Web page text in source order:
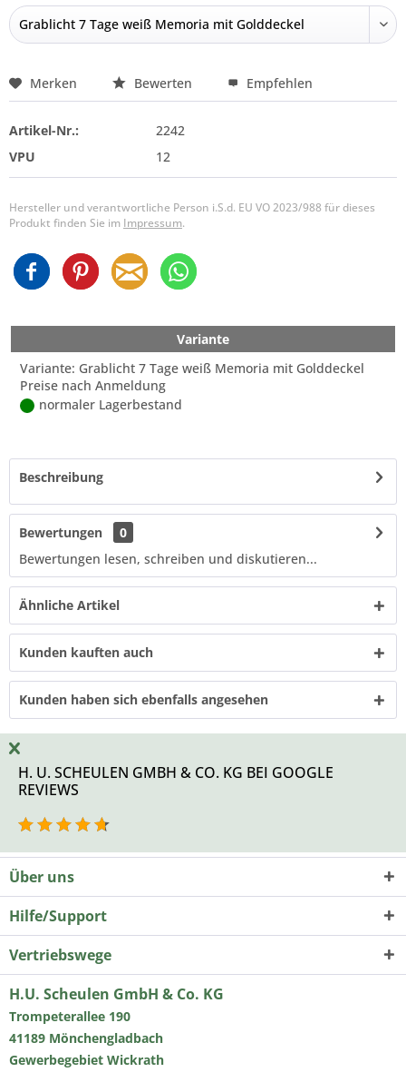
Merken Bewerten Empfehlen
Artikel-Nr.:
2242
VPU
12
Hersteller und verantwortliche Person i.S.d. EU VO 2023/988 für dieses
Produkt finden Sie im Impressum.
Variante
Variante: Grablicht 7 Tage weiß Memoria mit Golddeckel
Preise nach Anmeldung
normaler Lagerbestand
Beschreibung
Bewertungen
0
Bewertungen lesen, schreiben und diskutieren...
Ähnliche Artikel
Kunden kauften auch
Kunden haben sich ebenfalls angesehen
H. U. SCHEULEN GMBH & CO. KG BEI GOOGLE
REVIEWS
Über uns
Hilfe/Support
Vertriebswege
H.U. Scheulen GmbH & Co. KG
Trompeterallee 190
41189 Mönchengladbach
Gewerbegebiet Wickrath